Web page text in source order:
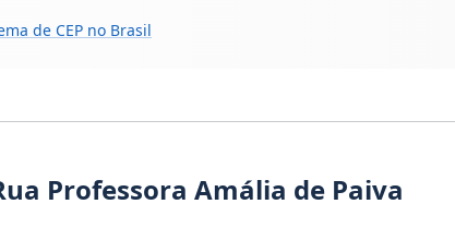
de CEP no Brasil
Professora Amália de Paiva